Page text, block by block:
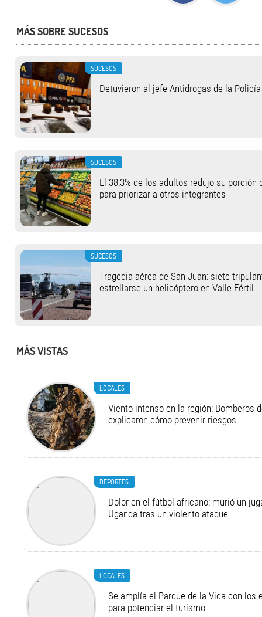
MÁS SOBRE SUCESOS
SUCESOS
Detuvieron al jefe Antidrogas de la
SUCESOS
El 38,3% de los adultos redujo su porción
para priorizar a otros integrantes
SUCESOS
Tragedia aérea de San Juan: siete
estrellarse un helicóptero en Valle Fértil
MÁS VISTAS
LOCALES
Viento intenso en la región: Bomberos
explicaron cómo prevenir riesgos
DEPORTES
Dolor en el fútbol africano: murió un
Uganda tras un violento ataque
LOCALES
Se amplía el Parque de la Vida con los
para potenciar el turismo